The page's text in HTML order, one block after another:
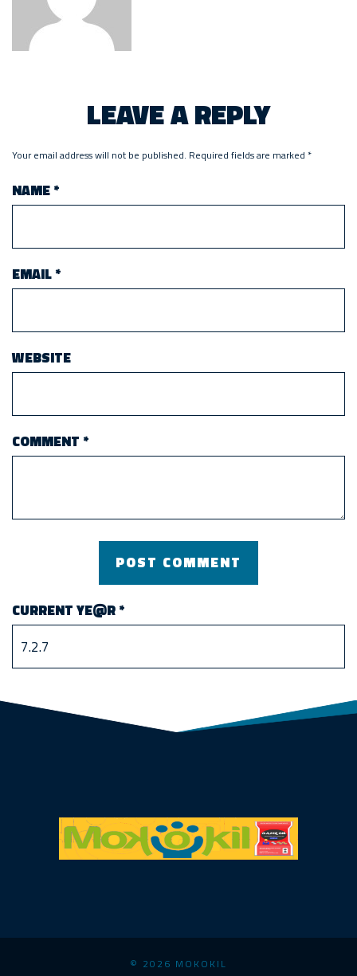
LEAVE A REPLY
Your email address will not be published. Required fields are marked *
NAME*
EMAIL*
WEBSITE
COMMENT *
CURRENT YE@R*
© 2026 MOKOKIL